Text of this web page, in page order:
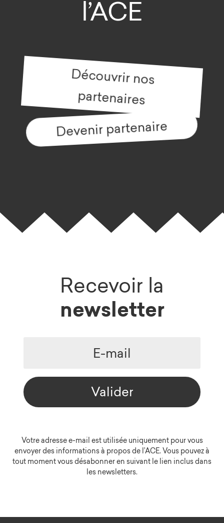
l’ACE
Découvrir nos
partenaires
Devenir partenaire
Recevoir la
newsletter
Valider
Votre adresse e-mail est utilisée uniquement pour vous
envoyer des informations à propos de l’ACE. Vous pouvez à
tout moment vous désabonner en suivant le lien inclus dans
les newsletters.